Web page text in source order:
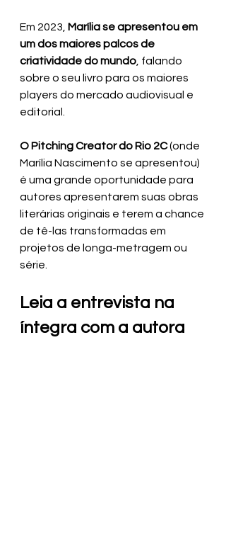
Em 2023, Marília se apresentou em
um dos maiores palcos de
criatividade do mundo, falando
sobre o seu livro para os maiores
players do mercado audiovisual e
editorial.
O Pitching Creator do Rio 2C (onde
Marília Nascimento se apresentou)
é uma grande oportunidade para
autores apresentarem suas obras
literárias originais e terem a chance
de tê-las transformadas em
projetos de longa-metragem ou
série.
Leia a entrevista na
íntegra com a autora